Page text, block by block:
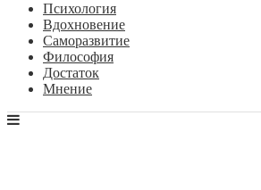
Психология
Вдохновение
Саморазвитие
Философия
Достаток
Мнение